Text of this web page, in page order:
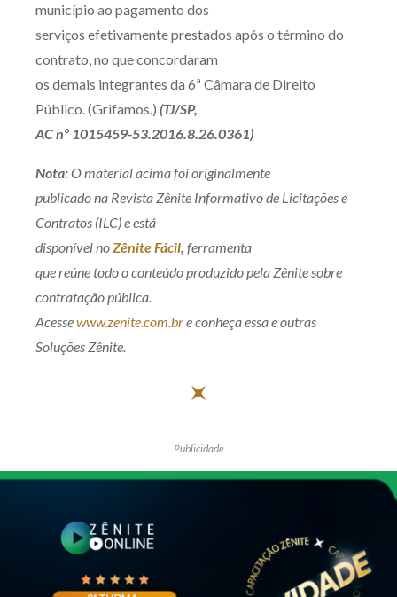
município ao pagamento dos
serviços efetivamente prestados após o término do
contrato, no que concordaram
os demais integrantes da 6ª Câmara de Direito
Público. (Grifamos.) (TJ/SP,
AC nº 1015459-53.2016.8.26.0361)
Nota:O material acima foi originalmente
publicado na Revista Zênite Informativo de Licitações e
Contratos (ILC) e está
disponível noZênite Fácil, ferramenta
que reúne todo o conteúdo produzido pela Zênite sobre
contratação pública.
Acessewww.zenite.com.bre conheça essa e outras
Soluções Zênite.
Publicidade